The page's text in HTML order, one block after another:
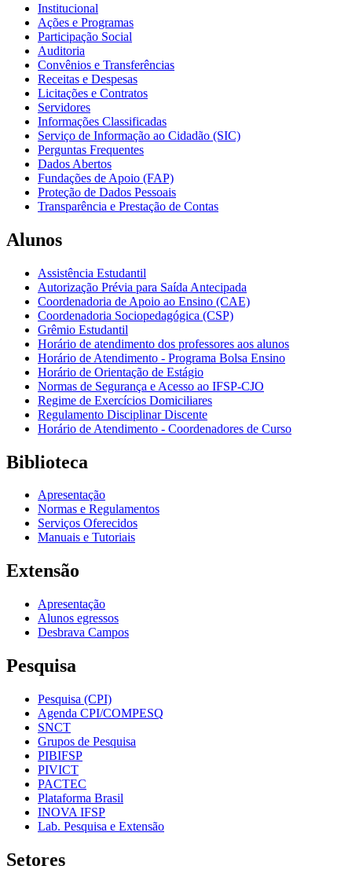
Institucional
Ações e Programas
Participação Social
Auditoria
Convênios e Transferências
Receitas e Despesas
Licitações e Contratos
Servidores
Informações Classificadas
Serviço de Informação ao Cidadão (SIC)
Perguntas Frequentes
Dados Abertos
Fundações de Apoio (FAP)
Proteção de Dados Pessoais
Transparência e Prestação de Contas
Alunos
Assistência Estudantil
Autorização Prévia para Saída Antecipada
Coordenadoria de Apoio ao Ensino (CAE)
Coordenadoria Sociopedagógica (CSP)
Grêmio Estudantil
Horário de atendimento dos professores aos alunos
Horário de Atendimento - Programa Bolsa Ensino
Horário de Orientação de Estágio
Normas de Segurança e Acesso ao IFSP-CJO
Regime de Exercícios Domiciliares
Regulamento Disciplinar Discente
Horário de Atendimento - Coordenadores de Curso
Biblioteca
Apresentação
Normas e Regulamentos
Serviços Oferecidos
Manuais e Tutoriais
Extensão
Apresentação
Alunos egressos
Desbrava Campos
Pesquisa
Pesquisa (CPI)
Agenda CPI/COMPESQ
SNCT
Grupos de Pesquisa
PIBIFSP
PIVICT
PACTEC
Plataforma Brasil
INOVA IFSP
Lab. Pesquisa e Extensão
Setores